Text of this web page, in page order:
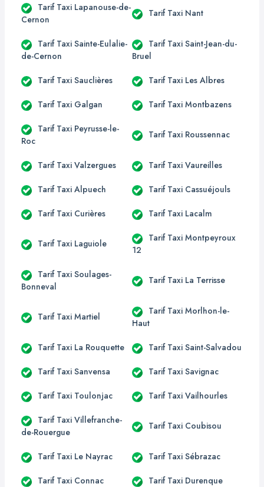
Tarif Taxi Lapanouse-de-
Cernon
Tarif Taxi Nant
Tarif Taxi Sainte-Eulalie-
de-Cernon
Tarif Taxi Saint-Jean-du-
Bruel
Tarif Taxi Sauclières Tarif Taxi Les Albres
Tarif Taxi Galgan Tarif Taxi Montbazens
Tarif Taxi Peyrusse-le-
Roc
Tarif Taxi Roussennac
Tarif Taxi Valzergues Tarif Taxi Vaureilles
Tarif Taxi Alpuech Tarif Taxi Cassuéjouls
Tarif Taxi Curières Tarif Taxi Lacalm
Tarif Taxi Laguiole
Tarif Taxi Montpeyroux
12
Tarif Taxi Soulages-
Bonneval
Tarif Taxi La Terrisse
Tarif Taxi Martiel
Tarif Taxi Morlhon-le-
Haut
Tarif Taxi La Rouquette Tarif Taxi Saint-Salvadou
Tarif Taxi Sanvensa Tarif Taxi Savignac
Tarif Taxi Toulonjac Tarif Taxi Vailhourles
Tarif Taxi Villefranche-
de-Rouergue
Tarif Taxi Coubisou
Tarif Taxi Le Nayrac Tarif Taxi Sébrazac
Tarif Taxi Connac Tarif Taxi Durenque